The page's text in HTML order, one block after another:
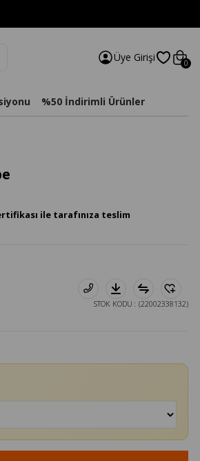
Üye Girişi 0
%50 İndirimli Ürünler
ile tarafınıza teslim
(22002338132)
STOK KODU